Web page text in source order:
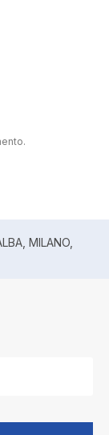
MILANO,